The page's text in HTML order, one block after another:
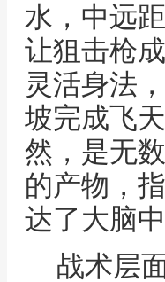
水，中远
让狙击枪
灵活身法
坡完成飞
然，是无
的产物，
达了大脑
战术层